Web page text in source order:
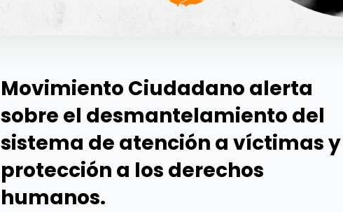
Movimiento Ciudadano alerta
sobre el desmantelamiento del
sistema de atención a víctimas
protección a los derechos
humanos.